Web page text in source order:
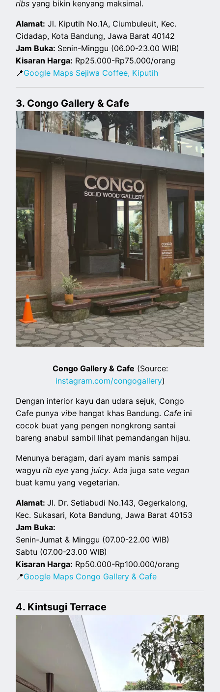
ribs yang bikin kenyang maksimal.
Alamat: Jl. Kiputih No.1A, Ciumbuleuit, Kec.
Cidadap, Kota Bandung, Jawa Barat 40142
Jam Buka: Senin-Minggu (06.00-23.00 WIB)
Kisaran Harga: Rp25.000-Rp75.000/orang
📍Google Maps Sejiwa Coffee, Kiputih
3. Congo Gallery & Cafe
Congo Gallery & Cafe (Source:
instagram.com/congogallery)
Dengan interior kayu dan udara sejuk, Congo
Cafe punya vibe hangat khas Bandung. Cafe ini
cocok buat yang pengen nongkrong santai
bareng anabul sambil lihat pemandangan hijau.
Menunya beragam, dari ayam manis sampai
wagyu rib eyeyangjuicy. Ada juga sate vegan
buat kamu yang vegetarian.
Alamat:Jl. Dr. Setiabudi No.143, Gegerkalong,
Kec. Sukasari, Kota Bandung, Jawa Barat 40153
Jam Buka:
Senin-Jumat & Minggu (07.00-22.00 WIB)
Sabtu (07.00-23.00 WIB)
Kisaran Harga: Rp50.000-Rp100.000/orang
📍Google Maps Congo Gallery & Cafe
4. Kintsugi Terrace